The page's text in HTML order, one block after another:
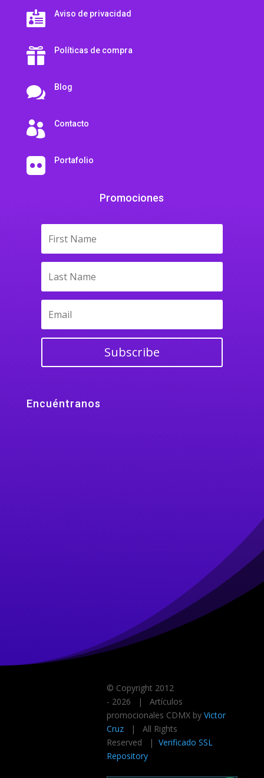
 Aviso de privacidad
 Políticas de compra
 Blog
 Contacto
 Portafolio
Promociones
Subscribe
Encuéntranos
© Copyright 2012
- 2026 | Artículos
promocionales CDMX by Victor
Cruz| All Rights
Reserved | Verificado SSL
Repository